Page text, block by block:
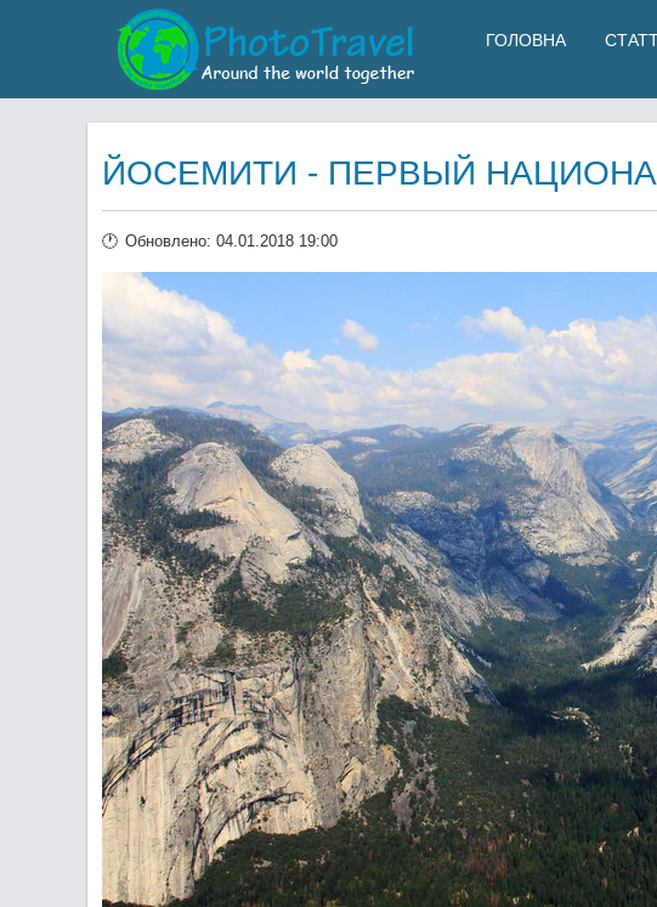
ГОЛОВНА
ЙОСЕМИТИ - ПЕРВЫЙ
Обновлено: 04.01.2018 19:00